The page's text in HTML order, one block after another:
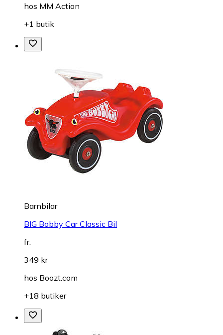
hos MM Action
+1 butik
Barnbilar
BIG Bobby Car Classic Bil
fr.
349 kr
hos Boozt.com
+18 butiker